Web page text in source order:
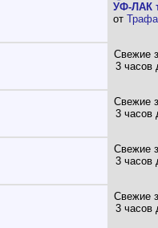
УФ-ЛАК
от
Свежие
3 часов
Свежие
3 часов
Свежие
3 часов
Свежие
3 часов